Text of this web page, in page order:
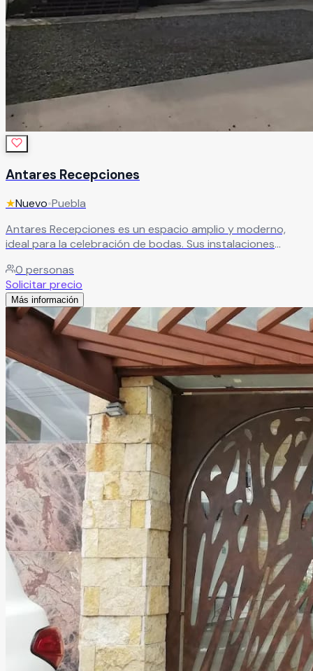
Antares Recepciones
★Nuevo•Puebla
Antares Recepciones es un espacio amplio y moderno,
ideal para la celebración de bodas. Sus instalaciones
memorable, con ambientes diseñados para cada momento
y un equipo profesional que te acompañará en cada
detalle.Leer más
0 personas
Solicitar precio
Más información